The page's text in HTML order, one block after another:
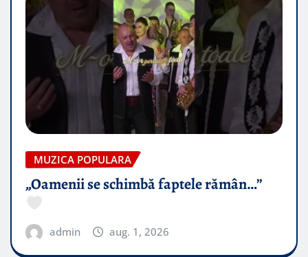
MUZICA POPULARA
„Oamenii se schimbă faptele rămân…”
admin aug. 1, 2026